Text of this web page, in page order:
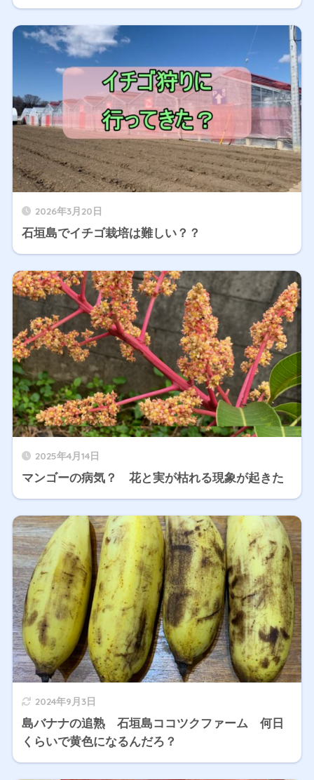
2026年3月20日
石垣島でイチゴ栽培は難しい？？
2025年4月14日
マンゴーの病気？ 花と実が枯れる現象が起きた
2024年9月3日
島バナナの追熟 石垣島ココツクファーム 何日
くらいで黄色になるんだろ？